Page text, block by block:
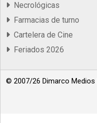
Necrológicas
Farmacias de turno
Cartelera de Cine
Feriados 2026
© 2007/26 Dimarco Medios |